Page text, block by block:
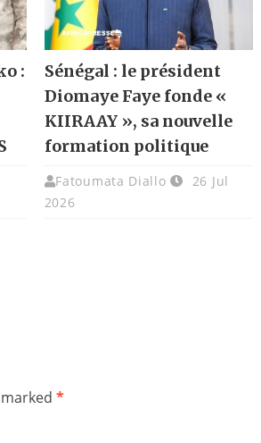
:
Sénégal : le président
Diomaye Faye fonde «
KIIRAAY », sa nouvelle
formation politique
Fatoumata Diallo
26 Jul
2026
*